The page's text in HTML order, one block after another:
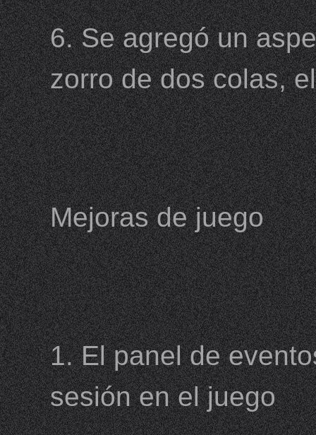
6. Se agregó un
zorro de dos colas,
Mejoras de juego
1. El panel de
sesión en el juego